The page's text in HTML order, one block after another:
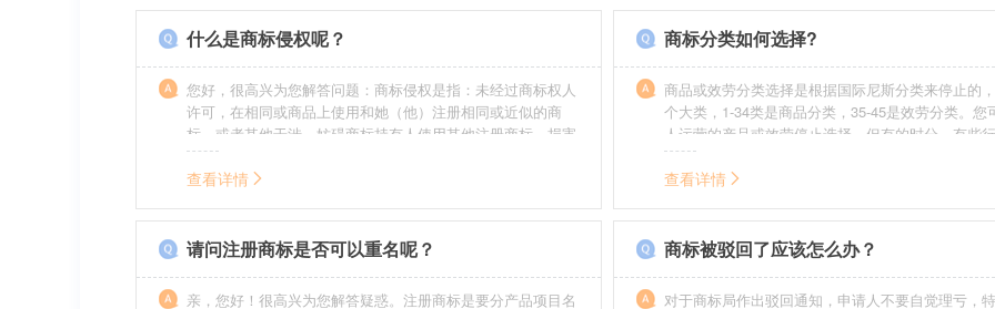
给他人注册商标专用权造成其他损害。
什么是商标侵权呢？
您好，很高兴为您解答问题：商标侵权是指：未经过商标权人
许可，在相同或商品上使用和她（他）注册相同或近似的商
标，或者其他干涉、妨碍商标持有人使用其他注册商标，损害
商标持有人合法权益的其他行为。侵权的人通常需要承担侵权
的责任，明知侵权的行为的人要承担赔偿的责任。情节严重
查看详情
商标分类如何选择?
商品或效劳分类选择是根据国际尼斯分类来停止的
个大类，1-34类是商品分类，35-45是效劳分类。您
人运营的产品或效劳停止选择。但有的时分，有些
在分类表中明白列出，而且也无法由一个分类就完
去，这就呈现了跨类别的状况，对这样的行业要特
无法全面的停止维护。
查看详情
请问注册商标是否可以重名呢？
亲，您好！很高兴为您解答疑惑。注册商标是要分产品项目名
商标被驳回了应该怎么办？
对于商标局作出驳回通知，申请人不要自觉理亏，